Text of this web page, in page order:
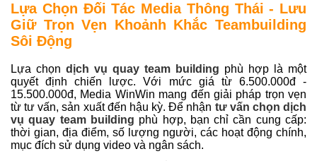
Lựa Chọn Đối Tác Media Thông Thái - Lưu
Giữ Trọn Vẹn Khoảnh Khắc Teambuilding
Sôi Động
Lựa chọn dịch vụ quay team building phù hợp là một
quyết định chiến lược. Với mức giá từ 6.500.000đ -
15.500.000đ, Media WinWin mang đến giải pháp trọn vẹn
từ tư vấn, sản xuất đến hậu kỳ. Để nhận tư vấn chọn dịch
vụ quay team building phù hợp, bạn chỉ cần cung cấp:
thời gian, địa điểm, số lượng người, các hoạt động chính,
mục đích sử dụng video và ngân sách.